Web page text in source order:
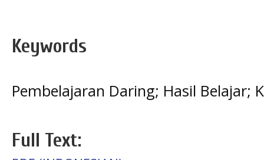
Keywords
Pembelajaran Daring; Hasil Belajar;
Full Text: